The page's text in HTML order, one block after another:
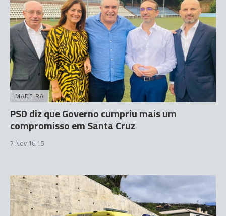
MADEIRA
PSD diz que Governo cumpriu mais um
compromisso em Santa Cruz
7 Nov 16:15